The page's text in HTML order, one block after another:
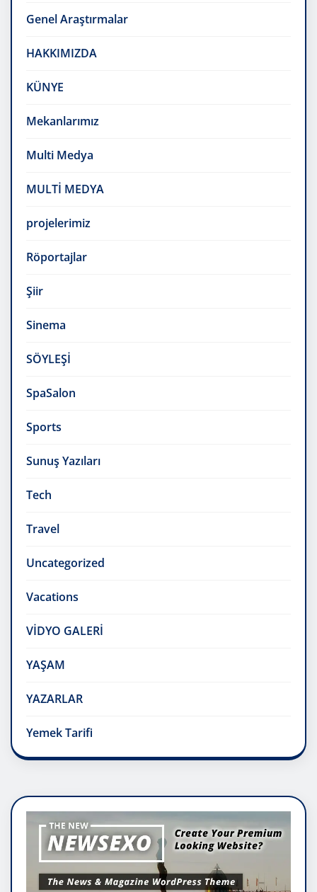
Genel Araştırmalar
HAKKIMIZDA
KÜNYE
Mekanlarımız
Multi Medya
MULTİ MEDYA
projelerimiz
Röportajlar
Şiir
Sinema
SÖYLEŞİ
SpaSalon
Sports
Sunuş Yazıları
Tech
Travel
Uncategorized
Vacations
VİDYO GALERİ
YAŞAM
YAZARLAR
Yemek Tarifi